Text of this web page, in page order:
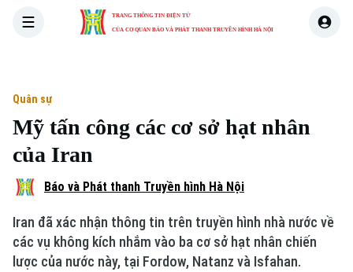
TRANG THÔNG TIN ĐIỆN TỬ
CỦA CƠ QUAN BÁO VÀ PHÁT THANH TRUYỀN HÌNH HÀ NỘI
Quân sự
Mỹ tấn công các cơ sở hạt nhân
của Iran
Báo và Phát thanh Truyền hình Hà Nội
Iran đã xác nhận thông tin trên truyền hình nhà nước về
các vụ không kích nhắm vào ba cơ sở hạt nhân chiến
lược của nước này, tại Fordow, Natanz và Isfahan.